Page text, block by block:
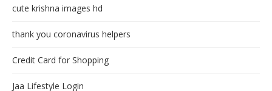
cute krishna images hd
thank you coronavirus helpers
Credit Card for Shopping
Jaa Lifestyle Login